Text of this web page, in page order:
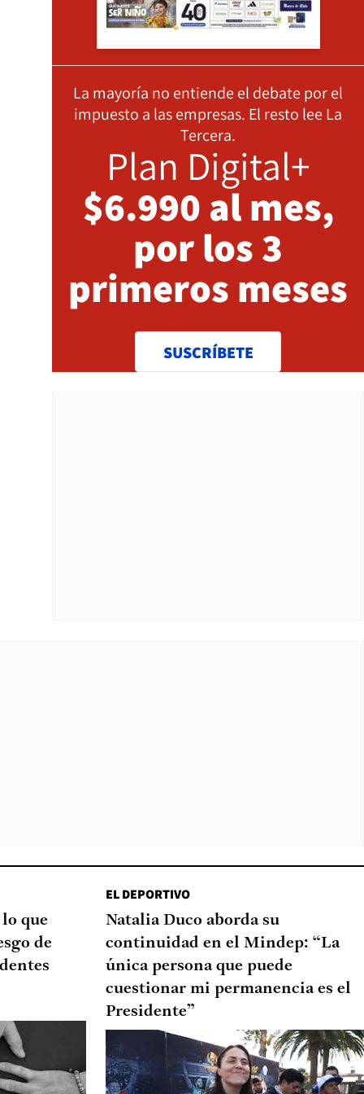
La mayoría no entiende el debate por el
impuesto a las empresas. El resto lee La
Tercera.
Plan Digital+
$6.990 al mes,
por los 3
primeros meses
SUSCRÍBETE
que
de
EL DEPORTIVO
Natalia Duco aborda su
continuidad en el Mindep: “La
única persona que puede
cuestionar mi permanencia es el
Presidente”